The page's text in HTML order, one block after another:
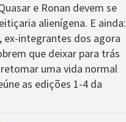
e Ronan devem se
alienígena. E ainda:
ex-integrantes dos agora
que deixar para trás
uma vida normal
as edições 1-4 da